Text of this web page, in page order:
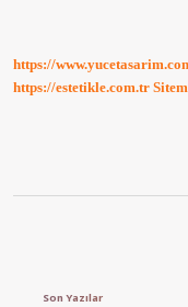
https://
https://estetikle.com.tr
Son Yazılar